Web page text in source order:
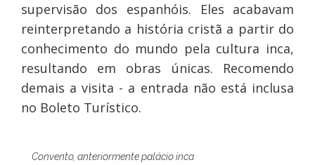
supervisão dos espanhóis. Eles acabavam
reinterpretando a história cristã a partir do
conhecimento do mundo pela cultura inca,
resultando em obras únicas. Recomendo
demais a visita - a entrada não está inclusa
no Boleto Turístico.
Convento, anteriormente palácio inca